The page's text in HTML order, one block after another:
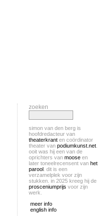
zoeken
simon van den berg is
hoofdredacteur van
theaterkrant en coördinator
theater van podiumkunst.net
ooit was hij een van de
oprichters van moose en
later toneelrecensent van het
parool . dit is een
verzamelplek voor zijn
stukken. in 2025 kreeg hij de
prosceniumprijs voor zijn
werk.
meer info
english info